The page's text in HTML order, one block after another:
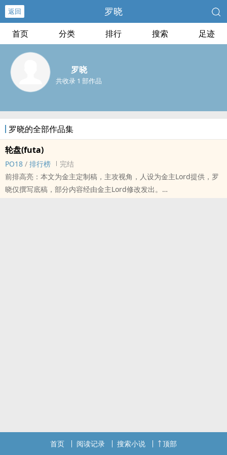
返回 罗晓
首页 分类 排行 搜索 足迹
罗晓
共收录 1 部作品
罗晓的全部作品集
轮盘(futa)
PO18 / 排行榜
完结
前排高亮：本文为金主定制稿，主攻视角，人设为金主Lord提供，罗
晓仅撰写底稿，部分内容经由金主Lord修改发出。
首页 阅读记录 搜索小说 顶部